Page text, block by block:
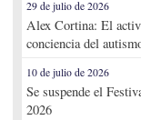
29 de julio de 2026
Alex Cortina: El
conciencia del
10 de julio de 2026
Se suspende el
2026